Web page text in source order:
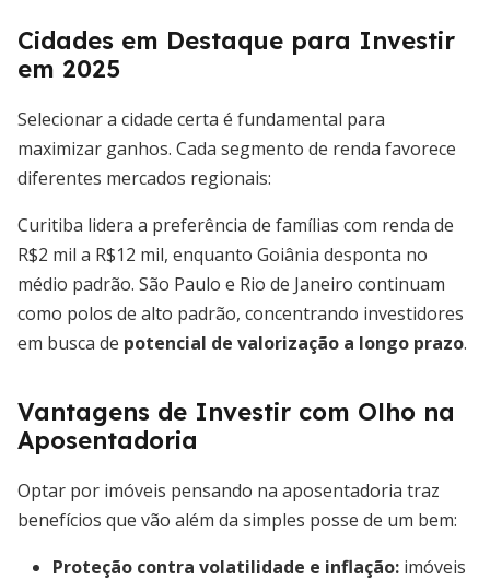
Cidades em Destaque para Investir
em 2025
Selecionar a cidade certa é fundamental para
maximizar ganhos. Cada segmento de renda favorece
diferentes mercados regionais:
Curitiba lidera a preferência de famílias com renda de
R$2 mil a R$12 mil, enquanto Goiânia desponta no
médio padrão. São Paulo e Rio de Janeiro continuam
como polos de alto padrão, concentrando investidores
em busca de potencial de valorização a longo prazo.
Vantagens de Investir com Olho na
Aposentadoria
Optar por imóveis pensando na aposentadoria traz
benefícios que vão além da simples posse de um bem:
Proteção contra volatilidade e inflação: imóveis